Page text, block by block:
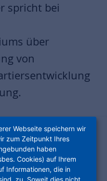
spricht bei
über
von
Webseite speichern wir
zum Zeitpunkt Ihres
haben
Cookies) auf Ihrem
Informationen, die in
zu. Soweit dies nicht